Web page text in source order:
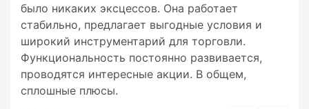
было никаких эксцессов. Она работает
стабильно, предлагает выгодные условия и
широкий инструментарий для торговли.
Функциональность постоянно развивается,
проводятся интересные акции. В общем,
сплошные плюсы.